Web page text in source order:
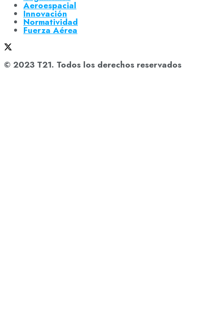
Aeroespacial
Innovación
Normatividad
Fuerza Aérea
© 2023 T21. Todos los derechos reservados